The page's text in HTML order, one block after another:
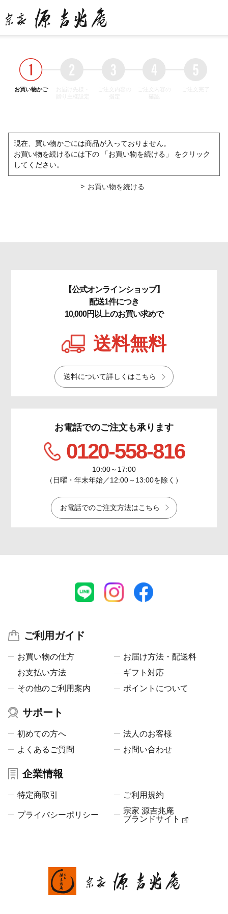
お買い物かご
現在、買い物かごには商品が入っておりません。
お買い物を続けるには下の 「お買い物を続ける」 をクリック
してください。
>
【公式オンラインショップ】
配送1件につき
10,000円以上のお買い求めで
送料無料
送料について詳しくはこちら
お電話でのご注文も承ります
0120-558-816
10:00～17:00
（日曜・年末年始／12:00～13:00を除く）
お電話でのご注文方法はこちら
ご利用ガイド
お買い物の仕方
お届け方法・配送料
お支払い方法
ギフト対応
その他のご利用案内
ポイントについて
サポート
初めての方へ
法人のお客様
よくあるご質問
お問い合わせ
企業情報
特定商取引 ご利用規約
プライバシーポリシー
宗家 源吉兆庵
ブランドサイト